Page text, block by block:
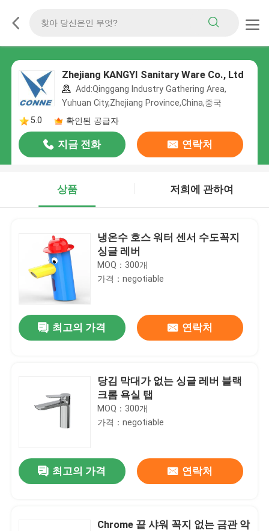
Zhejiang KANGYI Sanitary Ware Co., Ltd
Add:Qinggang lndustry Gathering Area,
Yuhuan City,Zhejiang Province,China,중국
5.0
확인된 공급자
지금 전화 연락처
상품 저희에 관하여
냉온수 호스 워터 센서 수도꼭지
싱글 레버
MOQ：300개
가격：negotiable
최고의 가격 연락처
당김 막대가 없는 싱글 레버 블랙
크롬 욕실 탭
MOQ：300개
가격：negotiable
최고의 가격 연락처
Chrome 끝 샤워 꼭지 없는 금관 악